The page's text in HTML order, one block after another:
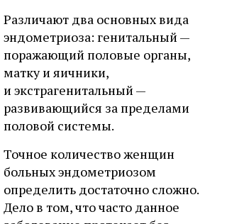
Различают два основных вида
эндометриоза: генитальный —
поражающий половые органы,
матку и яичники,
и экстрагенитальный —
развивающийся за пределами
половой системы.
Точное количество женщин
больных эндометриозом
определить достаточно сложно.
Дело в том, что часто данное